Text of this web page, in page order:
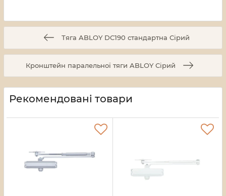
Тяга ABLOY DC190 стандартна Сірий
Кронштейн паралельної тяги ABLOY Сірий
Рекомендовані товари